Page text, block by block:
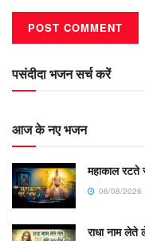
पसंदीदा भजन सर्च करें
आज के नए भजन
महाकाल रटते
06/08/2026
राधा नाम लेते